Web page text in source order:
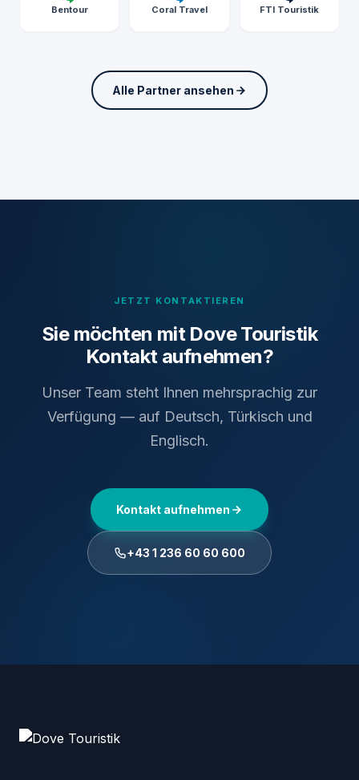
Bentour Coral Travel FTI Touristik
Alle Partner ansehen
JETZT KONTAKTIEREN
Sie möchten mit Dove Touristik
Kontakt aufnehmen?
Unser Team steht Ihnen mehrsprachig zur
Verfügung — auf Deutsch, Türkisch und
Englisch.
Kontakt aufnehmen
+43 1 236 60 60 600